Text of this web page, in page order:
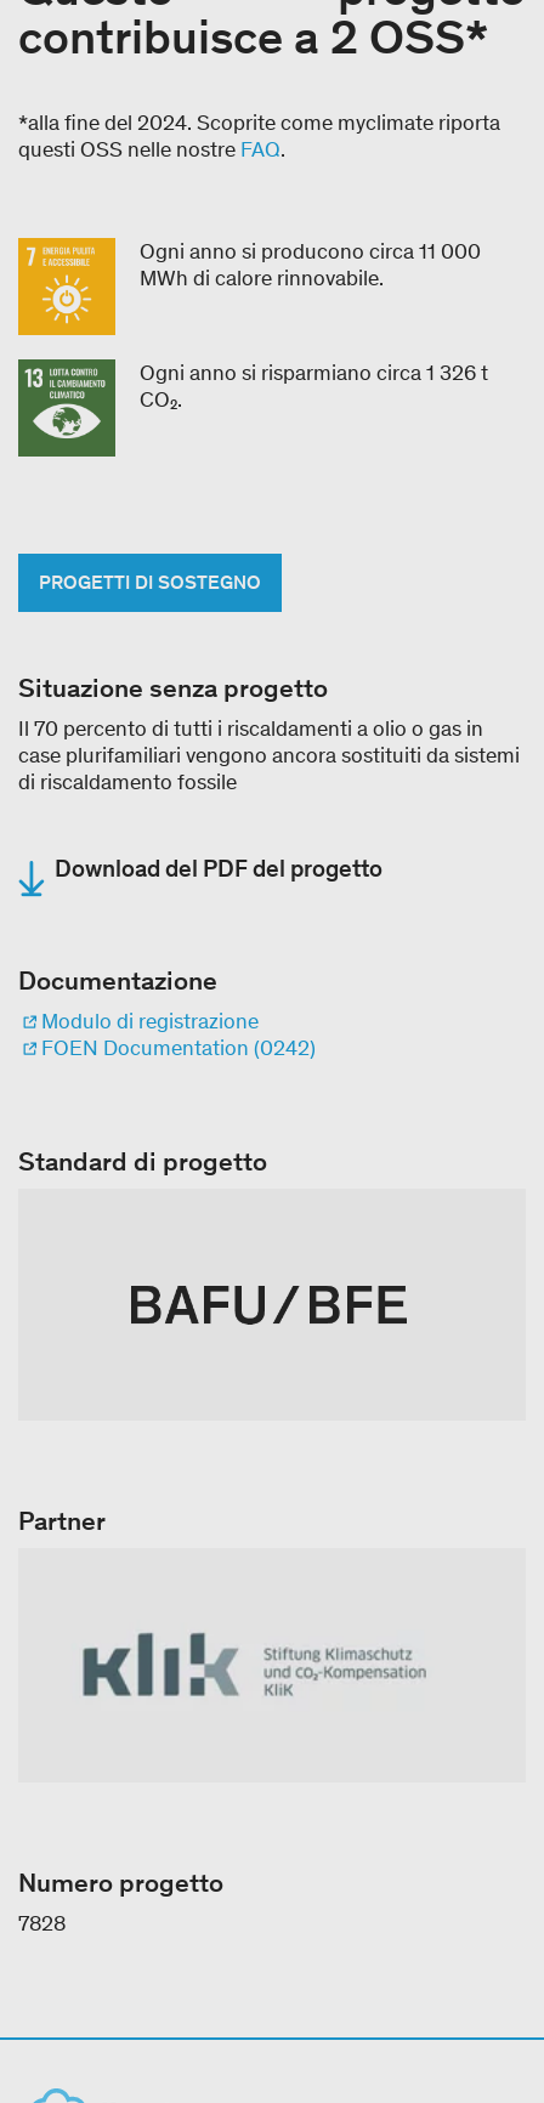
contribuisce a 2 OSS*
*alla fine del 2024. Scoprite come myclimate riporta
questi OSS nelle nostre FAQ.
Ogni anno si producono circa 11 000
MWh di calore rinnovabile.
Ogni anno si risparmiano circa 1 326 t
CO₂.
PROGETTI DI SOSTEGNO
Situazione senza progetto
Il 70 percento di tutti i riscaldamenti a olio o gas in
case plurifamiliari vengono ancora sostituiti da sistemi
di riscaldamento fossile
Download del PDF del progetto
Documentazione
Modulo di registrazione
FOEN Documentation (0242)
Standard di progetto
Partner
Numero progetto
7828